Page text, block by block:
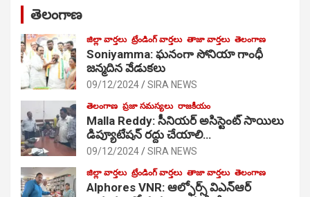
తెలంగాణ
జిల్లా వార్తలు ట్రేండింగ్ వార్తలు తాజా వార్తలు తెలంగాణ
Soniyamma: ఘ‌నంగా సోనియా గాంధీ
జ‌న్మ‌దిన వేడుక‌లు
09/12/2024 SIRA NEWS
తెలంగాణ ప్రజా సమస్యలు రాజకీయం
Malla Reddy: సీనియర్ అసిస్టెంట్ సాయిలు
డిప్యూటేషన్ రద్దు చేయాలి…
09/12/2024 SIRA NEWS
జిల్లా వార్తలు ట్రేండింగ్ వార్తలు తాజా వార్తలు తెలంగాణ
Alphores VNR: ఆల్ఫోర్స్ విఎన్ఆర్